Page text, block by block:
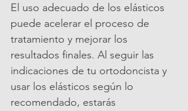
El uso adecuado de los elásticos
puede acelerar el proceso de
tratamiento y mejorar los
resultados finales. Al seguir las
indicaciones de tu ortodoncista y
usar los elásticos según lo
recomendado, estarás